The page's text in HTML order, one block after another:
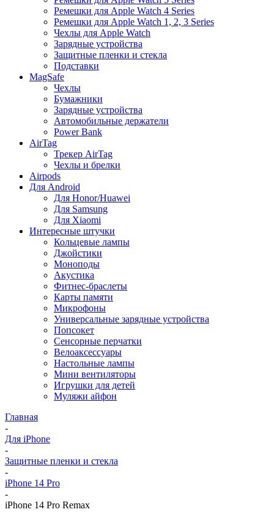
Ремешки для Apple Watch 4 Series
Ремешки для Apple Watch 1, 2, 3 Series
Чехлы для Apple Watch
Зарядные устройства
Защитные пленки и стекла
Подставки
MagSafe
Чехлы
Бумажники
Зарядные устройства
Автомобильные держатели
Power Bank
AirTag
Трекер AirTag
Чехлы и брелки
Airpods
Для Android
Для Honor/Huawei
Для Samsung
Для Xiaomi
Интересные штучки
Кольцевые лампы
Джойстики
Моноподы
Акустика
Фитнес-браслеты
Карты памяти
Микрофоны
Универсальные зарядные устройства
Попсокет
Сенсорные перчатки
Велоаксессуары
Настольные лампы
Мини вентиляторы
Игрушки для детей
Муляжи айфон
Главная
-
Для iPhone
-
Защитные пленки и стекла
-
iPhone 14 Pro
-
iPhone 14 Pro Remax